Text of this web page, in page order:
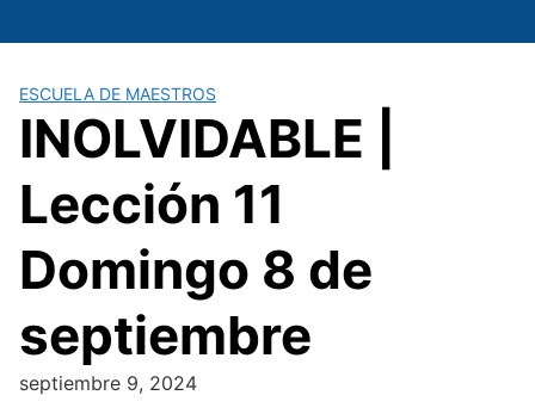
al
ESCUELA DE MAESTROS
INOLVIDABLE |
Lección 11
Domingo 8 de
septiembre
septiembre 9, 2024